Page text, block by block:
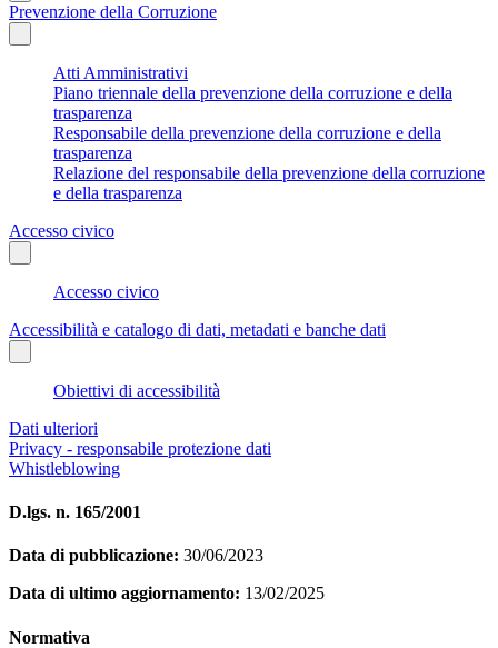
Prevenzione della Corruzione
Atti Amministrativi
Piano triennale della prevenzione della corruzione e della
trasparenza
Responsabile della prevenzione della corruzione e della
trasparenza
Relazione del responsabile della prevenzione della corruzione
e della trasparenza
Accesso civico
Accesso civico
Accessibilità e catalogo di dati, metadati e banche dati
Obiettivi di accessibilità
Dati ulteriori
Privacy - responsabile protezione dati
Whistleblowing
D.lgs. n. 165/2001
Data di pubblicazione: 30/06/2023
Data di ultimo aggiornamento: 13/02/2025
Normativa